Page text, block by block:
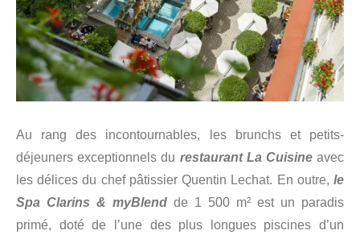
Au rang des incontournables, les brunchs et petits-
déjeuners exceptionnels du restaurant La Cuisineavec
les délices du chef pâtissier Quentin Lechat. En outre, le
Spa Clarins & myBlend de 1 500 m² est un paradis
primé, doté de l’une des plus longues piscines d’un